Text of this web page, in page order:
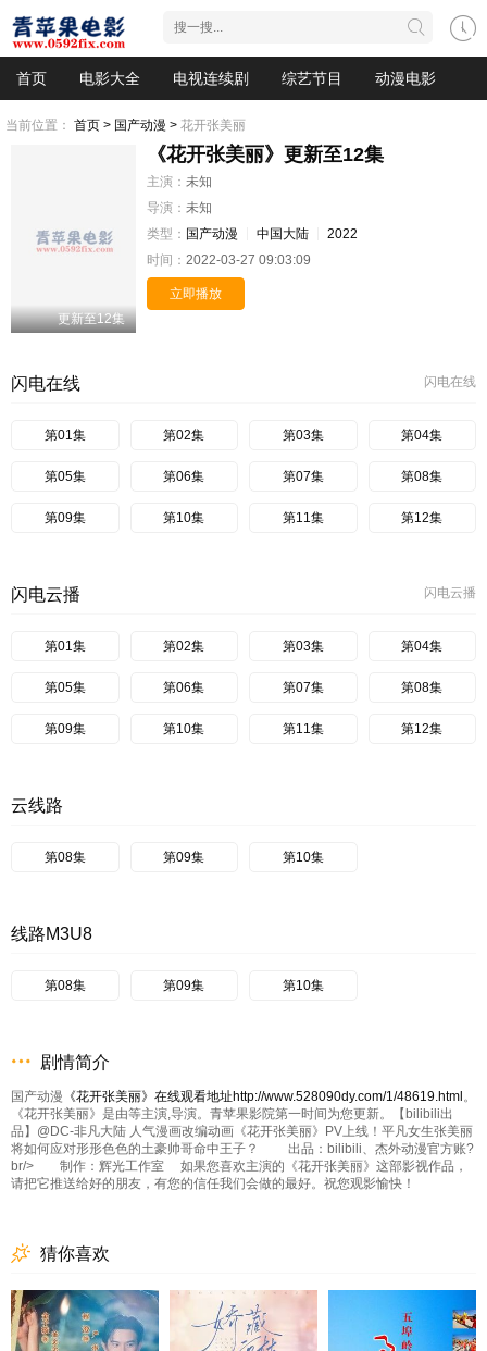
首页 电影大全 电视连续剧 综艺节目 动漫电影
当前位置： 首页 > 国产动漫 > 花开张美丽
更新至12集
《花开张美丽》更新至12集
主演： 未知
导演： 未知
类型： 国产动漫 中国大陆
2022
时间： 2022-03-27 09:03:09
立即播放
闪电在线
闪电在线
第01集 第02集 第03集 第04集
第05集 第06集 第07集 第08集
第09集 第10集 第11集 第12集
闪电云播
闪电云播
第01集 第02集 第03集 第04集
第05集 第06集 第07集 第08集
第09集 第10集 第11集 第12集
云线路
第08集 第09集 第10集
线路M3U8
第08集 第09集 第10集
剧情简介
国产动漫 《花开张美丽》在线观看地址http://www.528090dy.com/1/48619.html 。
《花开张美丽》是由等主演,导演。青苹果影院第一时间为您更新。【bilibili出
品】@DC-非凡大陆 人气漫画改编动画《花开张美丽》PV上线！平凡女生张美丽
将如何应对形形色色的土豪帅哥命中王子？ 出品：bilibili、杰外动漫官方账?
br/> 制作：辉光工作室 如果您喜欢主演的《花开张美丽》这部影视作品，
请把它推送给好的朋友，有您的信任我们会做的最好。祝您观影愉快！
猜你喜欢